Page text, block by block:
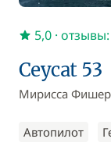
Ceycat 53
Мирисса
Автопилот
5,0 · отзывы: